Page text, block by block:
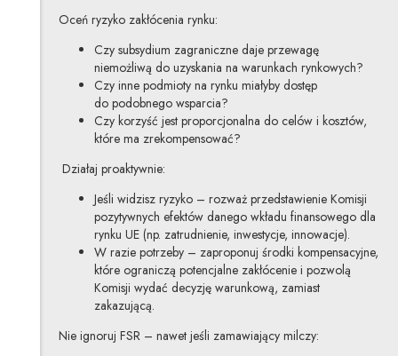
Oceń ryzyko zakłócenia rynku:
Czy subsydium zagraniczne daje przewagę
niemożliwą do uzyskania na warunkach rynkowych?
Czy inne podmioty na rynku miałyby dostęp
do podobnego wsparcia?
Czy korzyść jest proporcjonalna do celów i kosztów,
które ma zrekompensować?
Działaj proaktywnie:
Jeśli widzisz ryzyko – rozważ przedstawienie Komisji
pozytywnych efektów danego wkładu finansowego dla
rynku UE (np. zatrudnienie, inwestycje, innowacje).
W razie potrzeby – zaproponuj środki kompensacyjne,
które ograniczą potencjalne zakłócenie i pozwolą
Komisji wydać decyzję warunkową, zamiast
zakazującą.
Nie ignoruj FSR – nawet jeśli zamawiający milczy: